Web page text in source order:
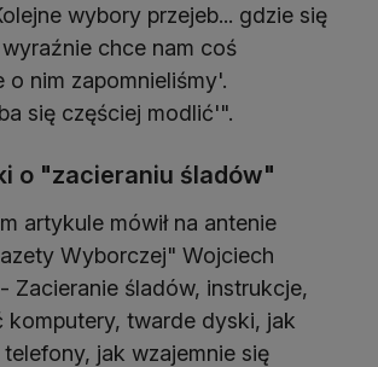
wybory przejeb... gdzie się
wyraźnie chce nam coś
o nim zapomnieliśmy'.
się częściej modlić'".
o "zacieraniu śladów"
artykule mówił na antenie
Wyborczej" Wojciech
Zacieranie śladów, instrukcje,
komputery, twarde dyski, jak
jak wzajemnie się